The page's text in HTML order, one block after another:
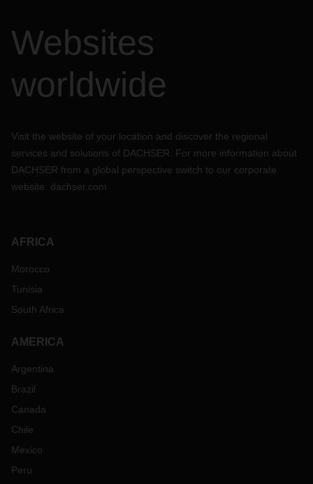
Websites
worldwide
Visit the website of your location and discover the regional
services and solutions of DACHSER. For more information about
DACHSER from a global perspective switch to our corporate
website: dachser.com
AFRICA
Morocco
Tunisia
South Africa
AMERICA
Argentina
Brazil
Canada
Chile
Mexico
Peru